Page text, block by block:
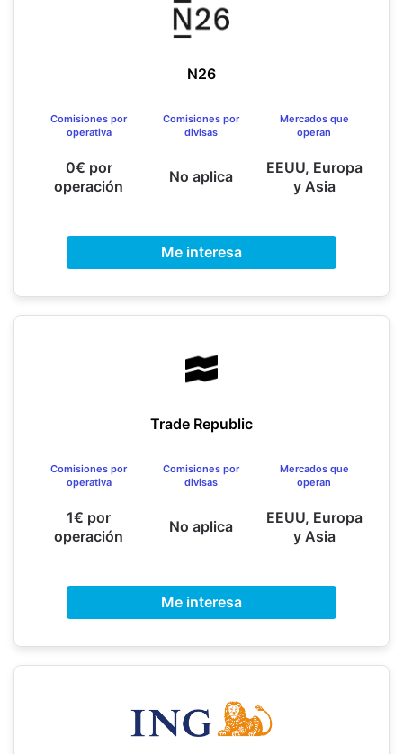
N26
Comisiones por
operativa
0€ por
operación
Comisiones por
divisas
No aplica
Mercados que
operan
EEUU, Europa
y Asia
Me interesa
Trade Republic
Comisiones por
operativa
1€ por
operación
Comisiones por
divisas
No aplica
Mercados que
operan
EEUU, Europa
y Asia
Me interesa